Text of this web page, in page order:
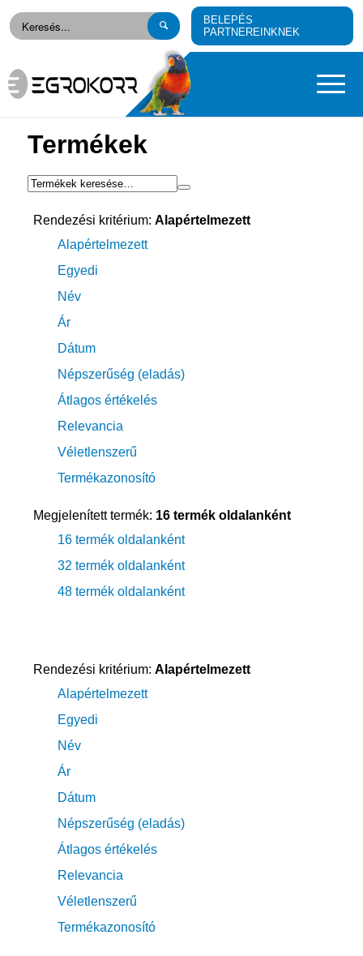
BELEPÉS
PARTNEREINKNEK
Termékek
Rendezési kritérium: Alapértelmezett
Alapértelmezett
Egyedi
Név
Ár
Dátum
Népszerűség (eladás)
Átlagos értékelés
Relevancia
Véletlenszerű
Termékazonosító
Megjelenített termék: 16 termék oldalanként
16 termék oldalanként
32 termék oldalanként
48 termék oldalanként
Rendezési kritérium: Alapértelmezett
Alapértelmezett
Egyedi
Név
Ár
Dátum
Népszerűség (eladás)
Átlagos értékelés
Relevancia
Véletlenszerű
Termékazonosító